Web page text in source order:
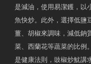
是減油，使用易潔鑊，以
魚快炒。此外，選擇低鹽
薑、胡椒來調味，減低鈉
菜、西蘭花等蔬菜的比例
是健康法則，豉椒炒魷講